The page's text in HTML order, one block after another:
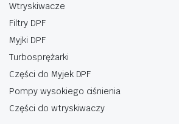
Wtryskiwacze
Filtry DPF
Myjki DPF
Turbosprężarki
Części do Myjek DPF
Pompy wysokiego ciśnienia
Części do wtryskiwaczy